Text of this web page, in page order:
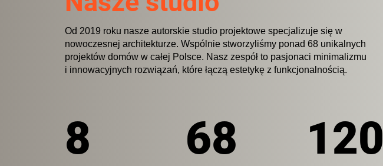
Od 2019 roku nasze autorskie studio projektowe specjalizuje się w
nowoczesnej architekturze. Wspólnie stworzyliśmy ponad 68 unikalnych
projektów domów w całej Polsce. Nasz zespół to pasjonaci minimalizmu
i innowacyjnych rozwiązań, które łączą estetykę z funkcjonalnością.
8 68 120